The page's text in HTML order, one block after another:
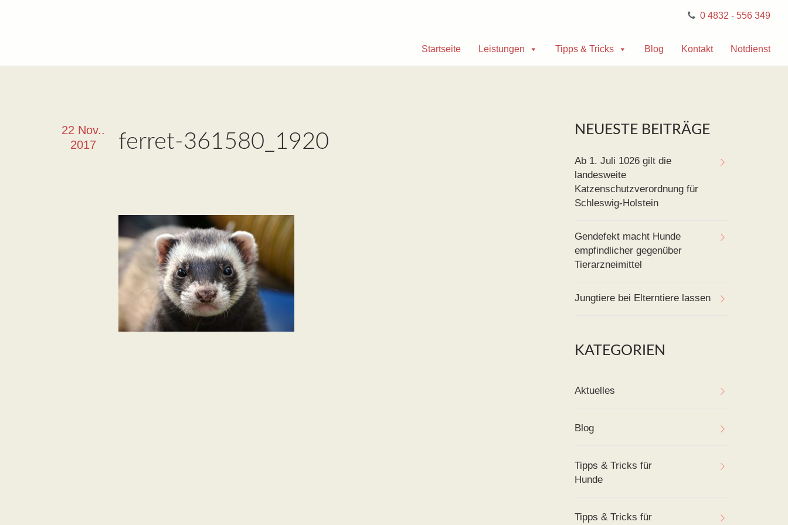
0 4832 - 556 349
Startseite Leistungen Tipps & Tricks Blog Kontakt Notdienst
22 Nov..
2017
ferret-361580_1920
NEUESTE BEITRÄGE
Ab 1. Juli 1026 gilt die
landesweite
Katzenschutzverordnung für
Schleswig-Holstein
Gendefekt macht Hunde
empfindlicher gegenüber
Tierarzneimittel
Jungtiere bei Elterntiere lassen
KATEGORIEN
Aktuelles
Blog
Tipps & Tricks für
Hunde
Tipps & Tricks für